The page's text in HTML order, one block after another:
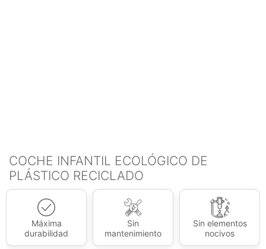
COCHE INFANTIL ECOLÓGICO DE
PLÁSTICO RECICLADO
Máxima
durabilidad
Sin
mantenimiento
Sin elementos
nocivos